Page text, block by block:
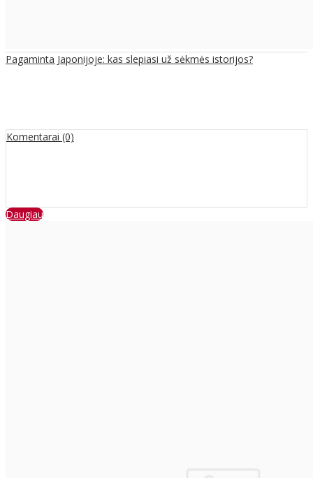
Pagaminta Japonijoje: kas slepiasi už sėkmės istorijos?
Komentarai (0)
Daugiau